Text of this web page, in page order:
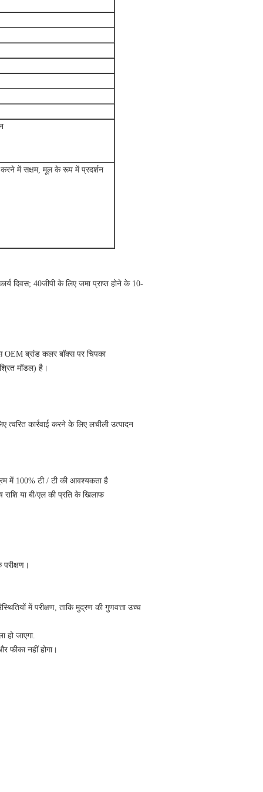
करने में सक्षम, मूल के रूप में प्रदर्शन
दिवस; 40जीपी के लिए जमा प्राप्त होने के 10-
ब्रांड कलर बॉक्स पर चिपका
मॉडल) है।
कार्रवाई करने के लिए लचीली उत्पादन
में 100% टी / टी की आवश्यकता है
या बी/एल की प्रति के खिलाफ
में परीक्षण, ताकि मुद्रण की गुणवत्ता उच्च
हो जाएगा.
फीका नहीं होगा।